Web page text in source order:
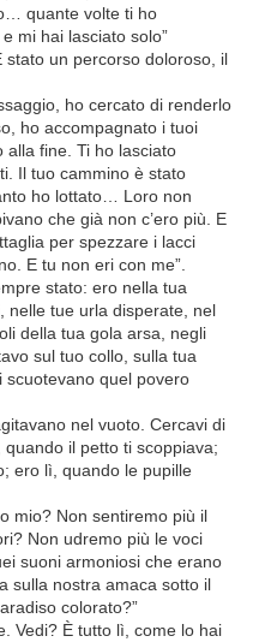
quante volte ti ho
mi hai lasciato solo”
stato un percorso doloroso, il
ho cercato di renderlo
ho accompagnato i tuoi
alla fine. Ti ho lasciato
Il tuo cammino è stato
ho lottato… Loro non
che già non c’ero più. E
per spezzare i lacci
E tu non eri con me”.
stato: ero nella tua
nelle tue urla disperate, nel
della tua gola arsa, negli
sul tuo collo, sulla tua
quel povero
nel vuoto. Cercavi di
il petto ti scoppiava;
ero lì, quando le pupille
mio? Non sentiremo più il
Non udremo più le voci
suoni armoniosi che erano
sulla nostra amaca sotto il
colorato?”
Vedi? È tutto lì, come lo hai